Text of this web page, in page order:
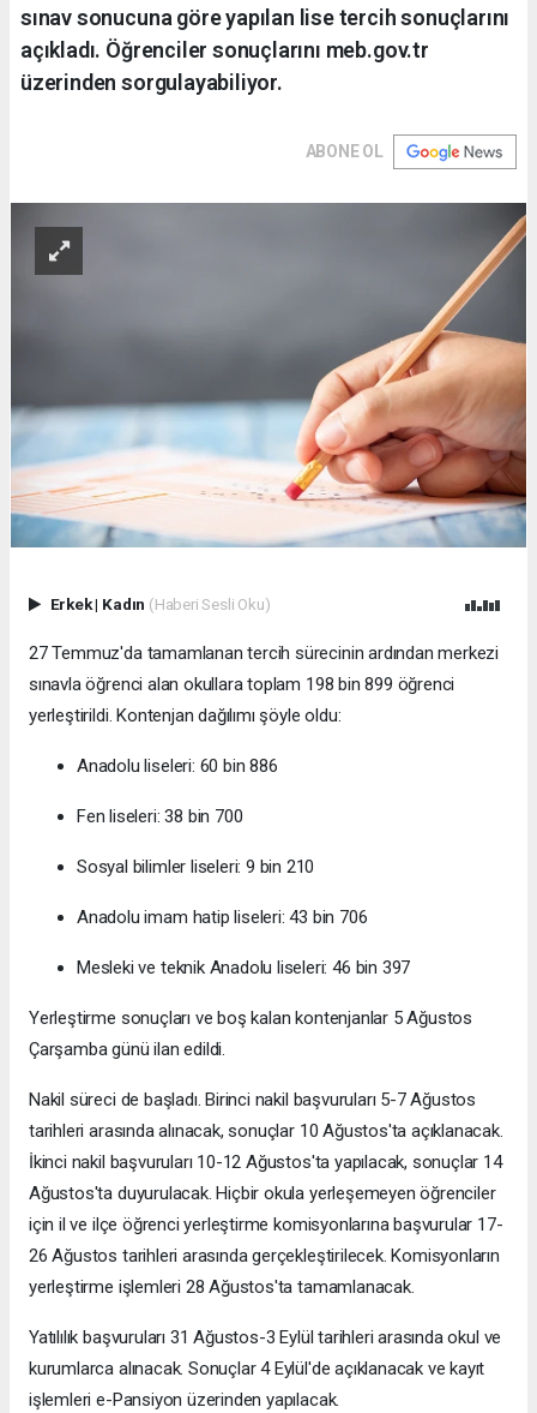
sınav sonucuna göre yapılan lise tercih sonuçlarını
açıkladı. Öğrenciler sonuçlarını meb.gov.tr
üzerinden sorgulayabiliyor.
ABONE OL
Erkek| Kadın (Haberi Sesli Oku)
27 Temmuz'da tamamlanan tercih sürecinin ardından merkezi
sınavla öğrenci alan okullara toplam 198 bin 899 öğrenci
yerleştirildi. Kontenjan dağılımı şöyle oldu:
Anadolu liseleri: 60 bin 886
Fen liseleri: 38 bin 700
Sosyal bilimler liseleri: 9 bin 210
Anadolu imam hatip liseleri: 43 bin 706
Mesleki ve teknik Anadolu liseleri: 46 bin 397
Yerleştirme sonuçları ve boş kalan kontenjanlar 5 Ağustos
Çarşamba günü ilan edildi.
Nakil süreci de başladı. Birinci nakil başvuruları 5-7 Ağustos
tarihleri arasında alınacak, sonuçlar 10 Ağustos'ta açıklanacak.
İkinci nakil başvuruları 10-12 Ağustos'ta yapılacak, sonuçlar 14
Ağustos'ta duyurulacak. Hiçbir okula yerleşemeyen öğrenciler
için il ve ilçe öğrenci yerleştirme komisyonlarına başvurular 17-
26 Ağustos tarihleri arasında gerçekleştirilecek. Komisyonların
yerleştirme işlemleri 28 Ağustos'ta tamamlanacak.
Yatılılık başvuruları 31 Ağustos-3 Eylül tarihleri arasında okul ve
kurumlarca alınacak. Sonuçlar 4 Eylül'de açıklanacak ve kayıt
işlemleri e-Pansiyon üzerinden yapılacak.